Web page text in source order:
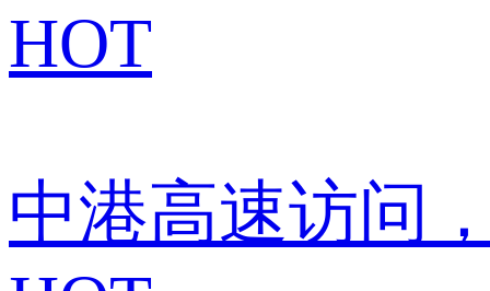
HOT
中港高速访问